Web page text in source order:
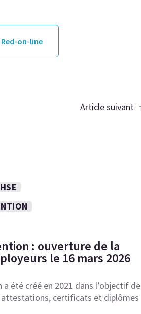
on-line
Article suivant
: ouverture de la
le 16 mars 2026
été créé en 2021 dans l’objectif de
attestations, certificats et diplômes